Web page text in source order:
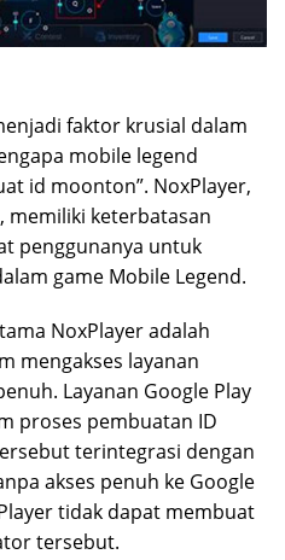
faktor krusial dalam
mobile legend
id moonton”. NoxPlayer,
memiliki keterbatasan
penggunanya untuk
game Mobile Legend.
NoxPlayer adalah
mengakses layanan
Layanan Google Play
proses pembuatan ID
terintegrasi dengan
akses penuh ke Google
tidak dapat membuat
tersebut.